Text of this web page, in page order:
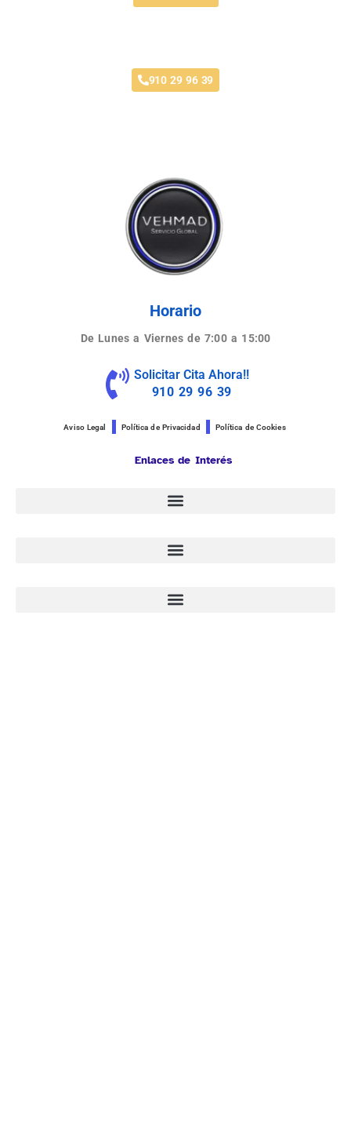
910 29 96 39
Horario
De Lunes a Viernes de 7:00 a 15:00
Solicitar Cita Ahora!!
910 29 96 39
Aviso Legal Política de Privacidad Política de Cookies
Enlaces de Interés